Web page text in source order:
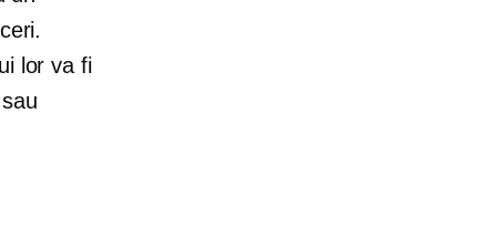
lor va fi